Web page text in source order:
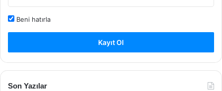
Beni hatırla
Kayıt Ol
Son Yazılar